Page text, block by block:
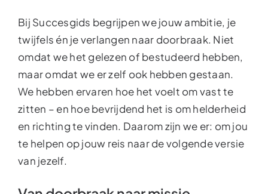
Bij Succesgids begrijpen we jouw ambitie, je
twijfels én je verlangen naar doorbraak. Niet
omdat we het gelezen of bestudeerd hebben,
maar omdat we er zelf ook hebben gestaan.
We hebben ervaren hoe het voelt om vast te
zitten – en hoe bevrijdend het is om helderheid
en richting te vinden. Daarom zijn we er: om jou
te helpen op jouw reis naar de volgende versie
van jezelf.